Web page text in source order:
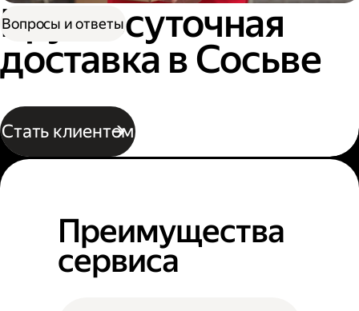
Круглосуточная
доставка в Сосьве
Стать клиентом
Вопросы и ответы
Преимущества
сервиса